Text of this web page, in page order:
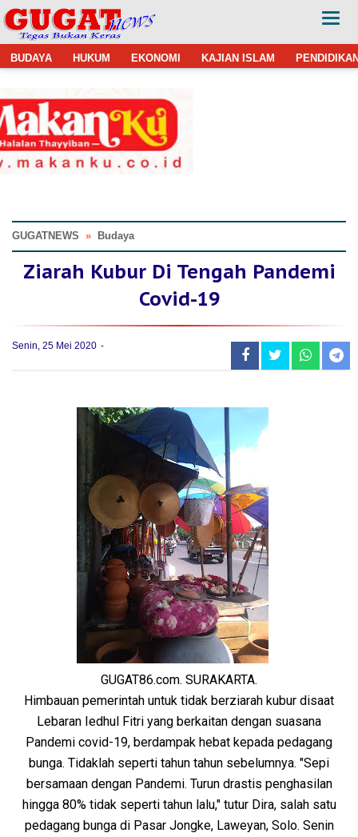
BUDAYA HUKUM EKONOMI KAJIAN ISLAM
GUGATNEWS » Budaya
Ziarah Kubur Di Tengah Pandemi
Covid-19
Senin, 25 Mei 2020
GUGAT86.com. SURAKARTA.
Himbauan pemerintah untuk tidak berziarah kubur disaat
Lebaran Iedhul Fitri yang berkaitan dengan suasana
Pandemi covid-19, berdampak hebat kepada pedagang
bunga. Tidaklah seperti tahun tahun sebelumnya. "Sepi
bersamaan dengan Pandemi. Turun drastis penghasilan
hingga 80% tidak seperti tahun lalu," tutur Dira, salah satu
pedagang bunga di Pasar Jongke, Laweyan, Solo. Senin